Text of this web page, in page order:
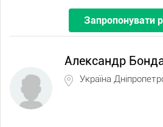
Запропонувати
Александр
Україна